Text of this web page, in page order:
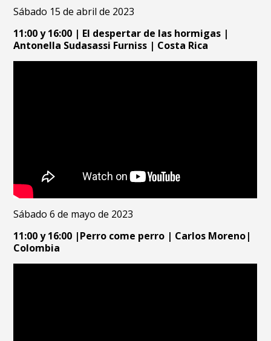
Sábado 15 de abril de 2023
11:00 y 16:00 | El despertar de las hormigas |
Antonella Sudasassi Furniss | Costa Rica
Sábado 6 de mayo de 2023
11:00 y 16:00 |Perro come perro | Carlos Moreno|
Colombia